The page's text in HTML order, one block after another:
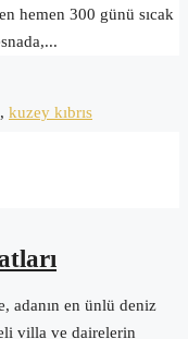
hemen 300 günü sıcak
, kuzey kıbrıs
adanın en ünlü deniz
villa ve dairelerin